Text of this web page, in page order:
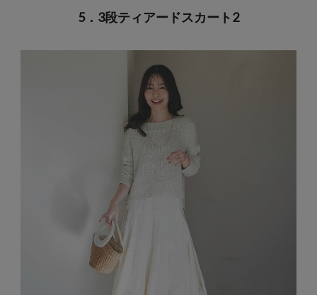
5．3段ティアードスカート2